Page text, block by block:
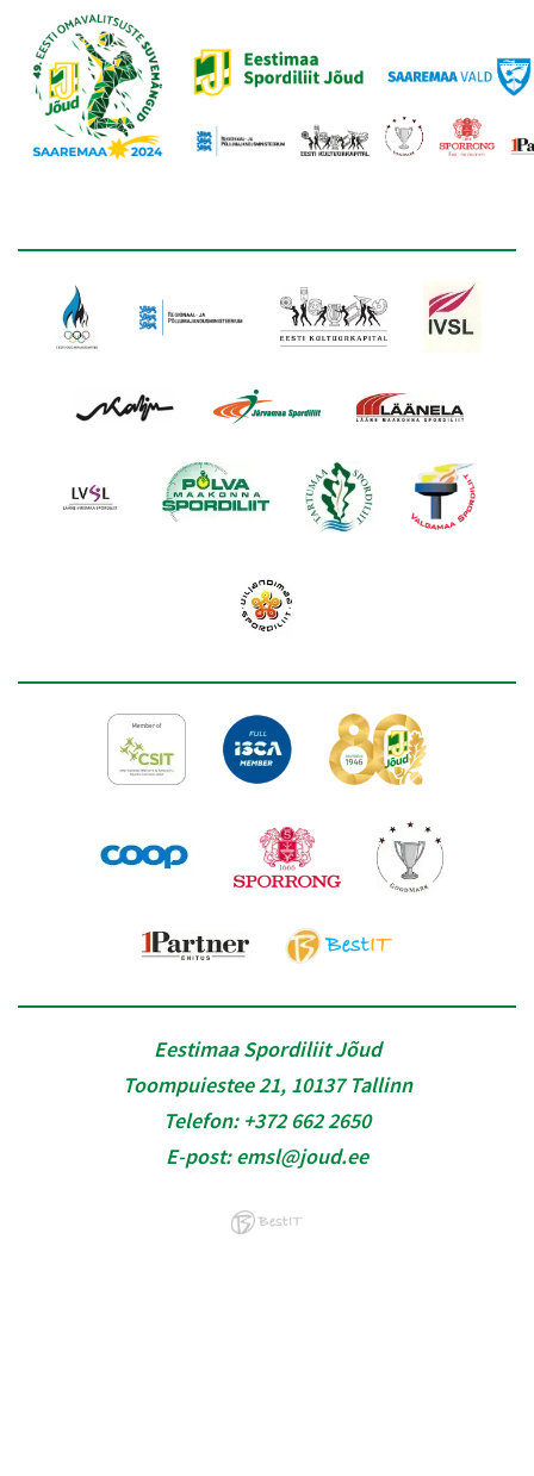
Eestimaa Spordiliit Jõud
Toompuiestee 21, 10137 Tallinn
Telefon: +372 662 2650
E-post:emsl@joud.ee